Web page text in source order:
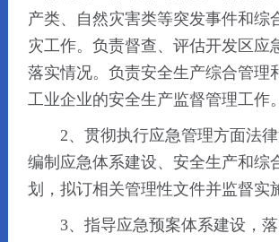
产类、自然灾害类等突发事件和综
灾工作。负责督查、评估开发区应
落实情况。负责安全生产综合管理
工业企业的安全生产监督管理工作。
2、贯彻执行应急管理方面法
编制应急体系建设、安全生产和综
划，拟订相关管理性文件并监督实
3、指导应急预案体系建设，